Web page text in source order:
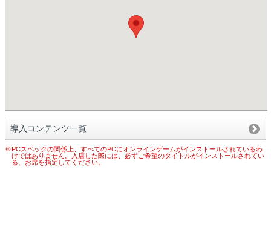
導入コンテンツ一覧
※PCスペックの関係上、すべてのPCにオンラインゲームがインストールされているわ
けではありません。入店した際には、必ずご希望のタイトルがインストールされてい
る、お席を指定してください。